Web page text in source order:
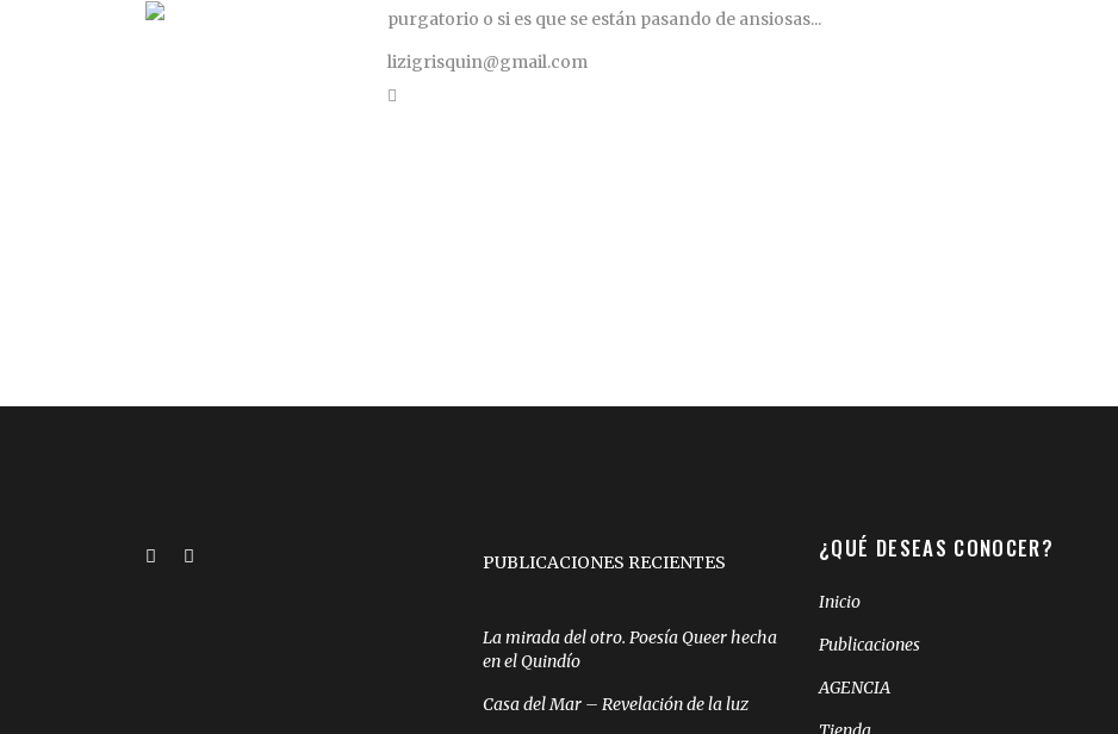
purgatorio o si es que se están pasando de ansiosas...
lizigrisquin@gmail.com
PUBLICACIONES RECIENTES
La mirada del otro. Poesía Queer hecha
en el Quindío
Casa del Mar – Revelación de la luz
¿QUÉ DESEAS CONOCER?
Inicio
Publicaciones
AGENCIA